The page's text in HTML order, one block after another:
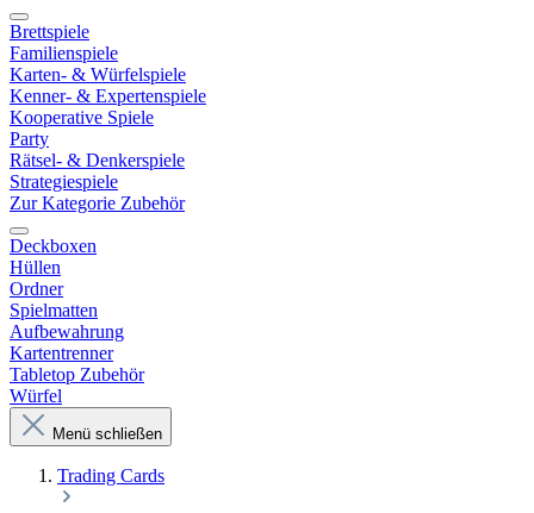
Brettspiele
Familienspiele
Karten- & Würfelspiele
Kenner- & Expertenspiele
Kooperative Spiele
Party
Rätsel- & Denkerspiele
Strategiespiele
Zur Kategorie Zubehör
Deckboxen
Hüllen
Ordner
Spielmatten
Aufbewahrung
Kartentrenner
Tabletop Zubehör
Würfel
Menü schließen
Trading Cards